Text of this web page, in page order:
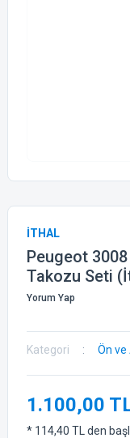
İTHAL
Peugeot
Takozu Seti
Yorum Yap
Kategori Ön ve
1.100,00
* 114,40 TL den